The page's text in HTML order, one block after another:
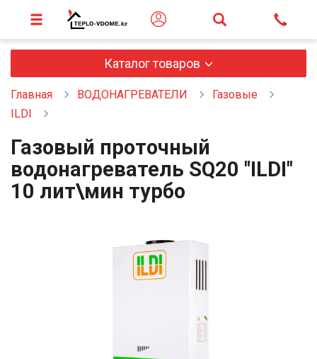
Каталог товаров
Главная ВОДОНАГРЕВАТЕЛИ
Газовые
ILDI
Газовый проточный
водонагреватель SQ20 "ILDI"
10 лит\мин турбо